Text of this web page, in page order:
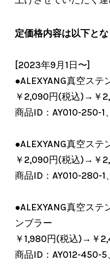
定価格内容は以下とな
[2023年9月1日〜]
●ALEXYANG真空ステ
￥2,090円(税込)→￥
商品ID：AY010-250-
●ALEXYANG真空ステ
￥2,090円(税込)→￥
商品ID：AY010-280-
●ALEXYANG真空ス
ンブラー
￥1,980円(税込)→￥
商品ID：AY012-450-